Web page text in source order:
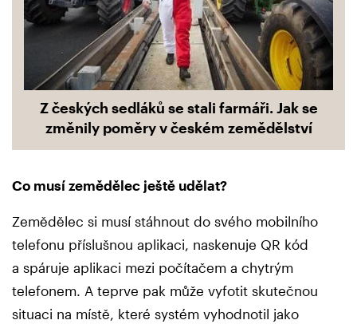
Z českých sedláků se stali farmáři. Jak se
změnily poměry v českém zemědělství
Co musí zemědělec ještě udělat?
Zemědělec si musí stáhnout do svého mobilního
telefonu příslušnou aplikaci, naskenuje QR kód
a spáruje aplikaci mezi počítačem a chytrým
telefonem. A teprve pak může vyfotit skutečnou
situaci na místě, které systém vyhodnotil jako